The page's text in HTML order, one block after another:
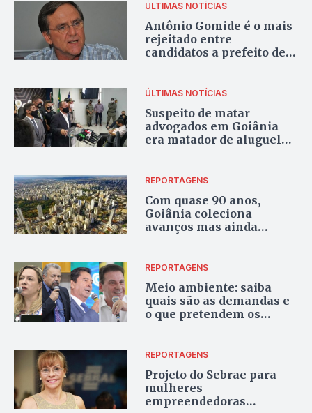
ÚLTIMAS NOTÍCIAS
Antônio Gomide é o mais
rejeitado entre
candidatos a prefeito de
ÚLTIMAS NOTÍCIAS
Suspeito de matar
advogados em Goiânia
era matador de aluguel
REPORTAGENS
Com quase 90 anos,
Goiânia coleciona
avanços mas ainda
REPORTAGENS
Meio ambiente: saiba
quais são as demandas e
o que pretendem os
REPORTAGENS
Projeto do Sebrae para
mulheres
empreendedoras